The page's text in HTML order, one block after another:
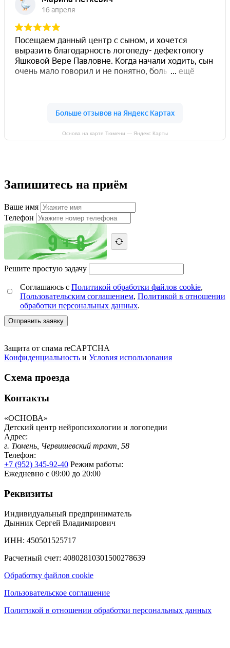
Основа на карте Тюмени — Яндекс Карты
Запишитесь на приём
Ваше имя
Телефон
Решите простую задачу
Соглашаюсь с Политикой обработки файлов cookie,
Пользовательским соглашением, Политикой в отношении
обработки персональных данных.
Отправить заявку
Защита от спама reCAPTCHA
Конфиденциальность и Условия использования
Схема проезда
Контакты
«ОСНОВА»
Детский центр нейропсихологии и логопедии
Адрес:
г. Тюмень, Червишевский тракт, 58
Телефон:
+7 (952) 345-92-40 Режим работы:
Ежедневно с 09:00 до 20:00
Реквизиты
Индивидуальный предприниматель
Дынник Сергей Владимирович
ИНН: 450501525717
Расчетный счет: 40802810301500278639
Обработку файлов cookie
Пользовательское соглашение
Политикой в отношении обработки персональных данных